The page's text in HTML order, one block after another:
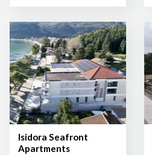
Isidora Seafront
Apartments